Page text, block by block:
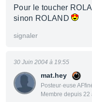
Pour le toucher
sinon ROLAND
signaler
mat.hey
Posteur·euse
Membre depuis 22
30 Juin 2004 à 19:55